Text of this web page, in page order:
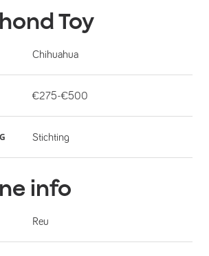
Toy
Chihuahua
€275-€500
Stichting
info
Reu